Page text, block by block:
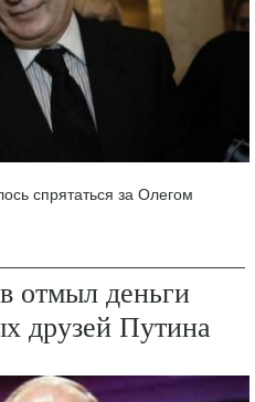
спрятаться за Олегом
отмыл деньги
друзей Путина